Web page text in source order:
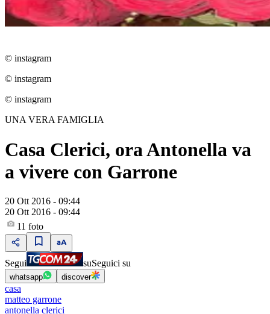
© instagram
© instagram
© instagram
UNA VERA FAMIGLIA
Casa Clerici, ora Antonella va
a vivere con Garrone
20 Ott 2016 - 09:44
20 Ott 2016 - 09:44
11 foto
Segui suSeguici su
whatsapp discover
casa
matteo garrone
antonella clerici